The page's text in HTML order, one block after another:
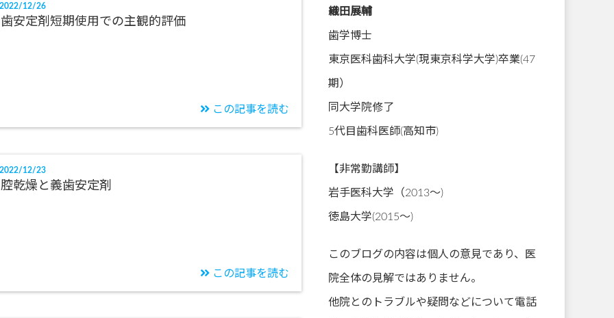
12/26
安定剤短期使用での主観的評価
この記事を読む
12/23
乾燥と義歯安定剤
この記事を読む
織田展輔
歯学博士
東京医科歯科大学(現東京科学大学)卒業(47
期）
同大学院修了
5代目歯科医師(高知市)
【非常勤講師】
岩手医科大学（2013～)
徳島大学(2015～)
このブログの内容は個人の意見であり、医
院全体の見解ではありません。
他院とのトラブルや疑問などについて電話